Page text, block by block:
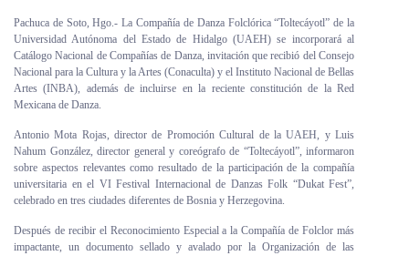
Personal
Alumni
Visitantes
Pachuca de Soto, Hgo.- La Compañía de Danza Folclórica “Toltecáyotl” de la
Universidad Autónoma del Estado de Hidalgo (UAEH) se incorporará al
Catálogo Nacional de Compañías de Danza, invitación que recibió del Consejo
Nacional para la Cultura y la Artes (Conaculta) y el Instituto Nacional de Bellas
Artes (INBA), además de incluirse en la reciente constitución de la Red
Mexicana de Danza.
Antonio Mota Rojas, director de Promoción Cultural de la UAEH, y Luis
Nahum González, director general y coreógrafo de “Toltecáyotl”, informaron
sobre aspectos relevantes como resultado de la participación de la compañía
universitaria en el VI Festival Internacional de Danzas Folk “Dukat Fest”,
celebrado en tres ciudades diferentes de Bosnia y Herzegovina.
Después de recibir el Reconocimiento Especial a la Compañía de Folclor más
impactante, un documento sellado y avalado por la Organización de las